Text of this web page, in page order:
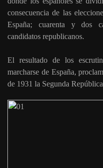
consecuencia de las
España; cuarenta y dos
candidatos republicanos.
El resultado de los
marcharse de España,
de 1931 la Segunda